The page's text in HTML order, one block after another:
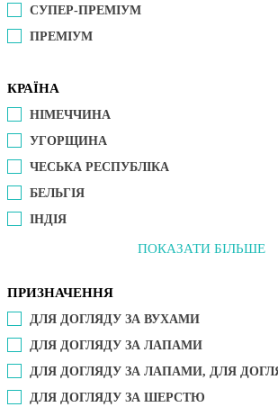
СУПЕР-ПРЕМІУМ
ПРЕМІУМ
КРАЇНА
НІМЕЧЧИНА
УГОРЩИНА
ЧЕСЬКА РЕСПУБЛІКА
БЕЛЬГІЯ
ІНДІЯ
ПОКАЗАТИ БІЛЬШЕ
ПРИЗНАЧЕННЯ
ДЛЯ ДОГЛЯДУ ЗА ВУХАМИ
ДЛЯ ДОГЛЯДУ ЗА ЛАПАМИ
ДЛЯ ДОГЛЯДУ ЗА ЛАПАМИ, ДЛЯ
ДЛЯ ДОГЛЯДУ ЗА ШЕРСТЮ